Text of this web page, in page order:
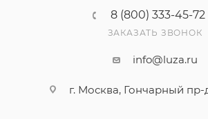
8 (800) 333-45-72
ЗАКАЗАТЬ ЗВОНОК
info@luza.ru
г. Москва, Гончарный пр-